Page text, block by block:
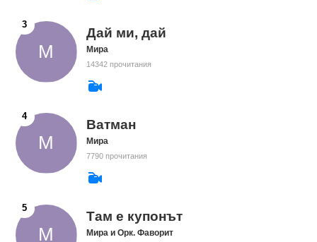
Дай ми, дай
Мира
14342 прочитания
Ватман
Мира
7790 прочитания
Там е купонът
Мира и Орк. Фаворит